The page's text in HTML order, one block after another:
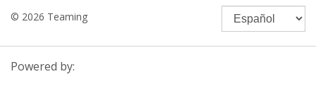
© 2026 Teaming
Powered by: